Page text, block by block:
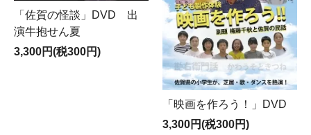
「佐賀の怪談」DVD 出
演牛抱せん夏
3,300円(税300円)
「映画を作ろう！」DVD
3,300円(税300円)